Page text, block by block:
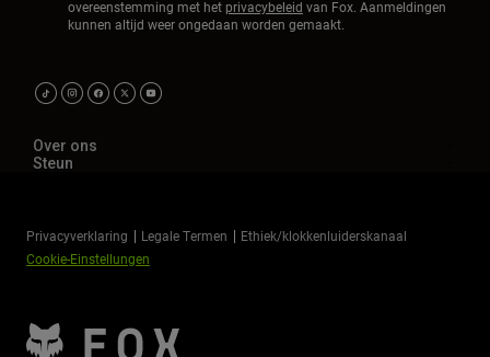
overeenstemming met het privacybeleid van Fox. Aanmeldingen
kunnen altijd weer ongedaan worden gemaakt.
Over ons
Steun
Privacyverklaring Legale Termen
Ethiek/klokkenluiderskanaal
Cookie-Einstellungen